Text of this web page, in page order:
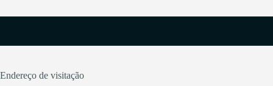
Endereço de visitação